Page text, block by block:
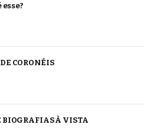
esse?
CORONÉIS
BIOGRAFIAS À VISTA